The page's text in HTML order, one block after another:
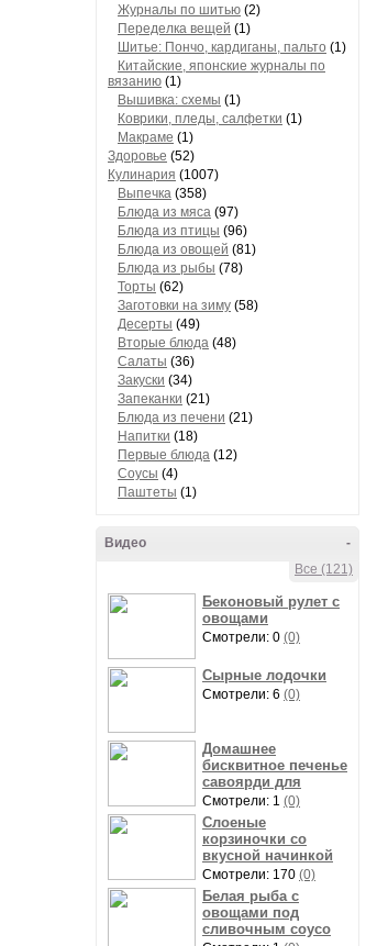
Журналы по шитью (2)
Переделка вещей (1)
Шитье: Пончо, кардиганы, пальто (1)
Китайские, японские журналы по
вязанию (1)
Вышивка: схемы (1)
Коврики, пледы, салфетки (1)
Макраме (1)
Здоровье (52)
Кулинария (1007)
Выпечка (358)
Блюда из мяса (97)
Блюда из птицы (96)
Блюда из овощей (81)
Блюда из рыбы (78)
Торты (62)
Заготовки на зиму (58)
Десерты (49)
Вторые блюда (48)
Салаты (36)
Закуски (34)
Запеканки (21)
Блюда из печени (21)
Напитки (18)
Первые блюда (12)
Соусы (4)
Паштеты (1)
-
Видео
Все (121)
Беконовый рулет с
овощами
Смотрели: 0 (0)
Сырные лодочки
Смотрели: 6 (0)
Домашнее
бисквитное печенье
савоярди для
Смотрели: 1 (0)
Слоеные
корзиночки со
вкусной начинкой
Смотрели: 170 (0)
Белая рыба с
овощами под
сливочным соусо